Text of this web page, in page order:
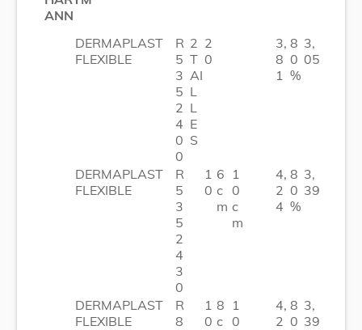
ANN
DERMAPLAST
FLEXIBLE
R
5
3
5
2
4
0
0
2
T
AI
L
L
E
S
2
0
3,
8
1
8
0
%
3,
05
DERMAPLAST
FLEXIBLE
R
5
3
5
2
4
3
0
1
0
6
c
m
1
0
c
m
4,
2
4
8
0
%
3,
39
DERMAPLAST
FLEXIBLE
R
8
1
0
8
c
1
0
4,
2
8
0
3,
39